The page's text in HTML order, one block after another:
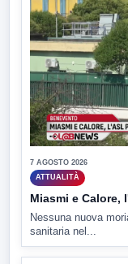
7 AGOSTO 2026
ATTUALITÀ
Miasmi e Calore,
Nessuna nuova
sanitaria nel...